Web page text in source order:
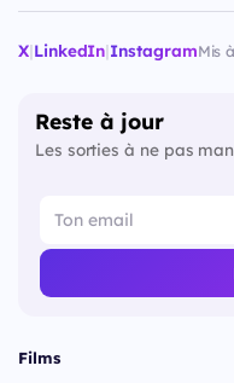
X|LinkedIn|InstagramMis
Reste à jour
Les sorties à ne pas
Films